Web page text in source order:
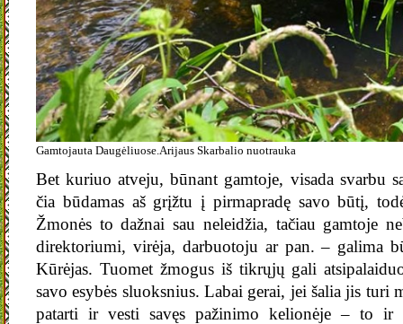
Gamtojauta Daugėliuose.Arijaus Skarbalio nuotrauka
Bet kuriuo atveju, būnant gamtoje, visada svarbu
čia būdamas aš grįžtu į pirmapradę savo būtį,
Žmonės to dažnai sau neleidžia, tačiau gamtoje
direktoriumi, virėja, darbuotoju ar pan. – galima
Kūrėjas. Tuomet žmogus iš tikrųjų gali
savo esybės sluoksnius. Labai gerai, jei šalia jis
patarti ir vesti savęs pažinimo kelionėje – to ir